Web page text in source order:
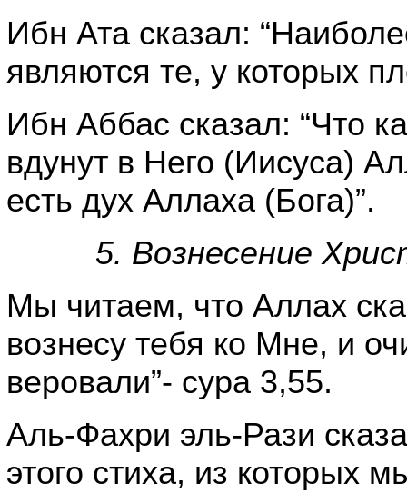
Ибн Ата сказал:
являются те, у которых
Ибн Аббас сказал: “Что
вдунут в Него (Иисуса)
есть дух Аллаха (Бога)”.
5. Вознесение
Мы читаем, что Аллах
вознесу тебя ко Мне, и
веровали”- сура 3,55.
Аль-Фахри эль-Рази
этого стиха, из которых